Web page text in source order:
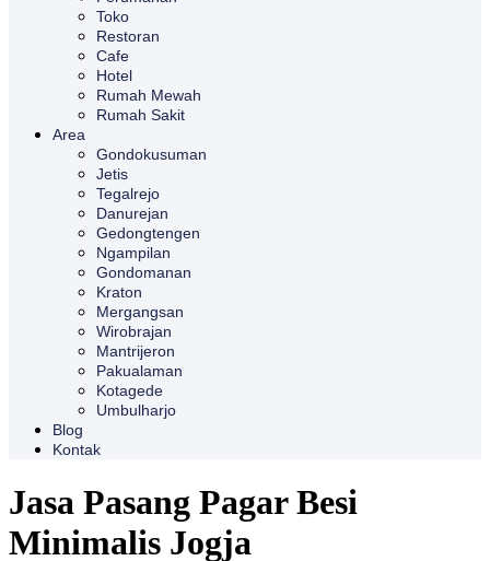
Toko
Restoran
Cafe
Hotel
Rumah Mewah
Rumah Sakit
Area
Gondokusuman
Jetis
Tegalrejo
Danurejan
Gedongtengen
Ngampilan
Gondomanan
Kraton
Mergangsan
Wirobrajan
Mantrijeron
Pakualaman
Kotagede
Umbulharjo
Blog
Kontak
Jasa Pasang Pagar Besi
Minimalis Jogja